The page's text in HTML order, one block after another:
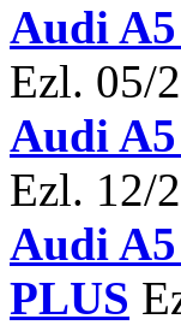
Audi
Ezl. 05/
Audi
Ezl. 12/
Audi
PLUS